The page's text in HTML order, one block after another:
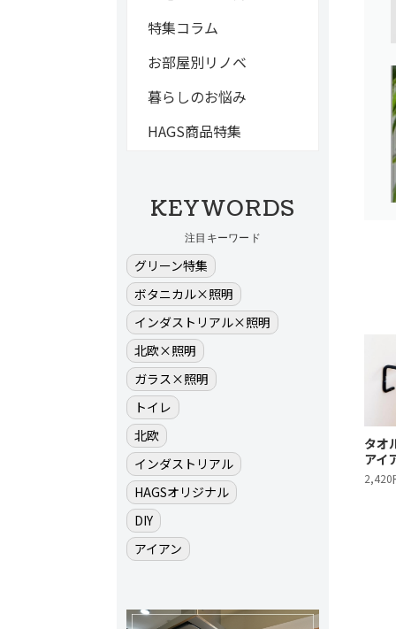
タオ
アイ
2,420
特集コラム
お部屋別リノベ
暮らしのお悩み
HAGS商品特集
KEYWORDS
注目キーワード
グリーン特集
ボタニカル×照明
インダストリアル×照明
北欧×照明
ガラス×照明
トイレ
北欧
インダストリアル
HAGSオリジナル
DIY
アイアン